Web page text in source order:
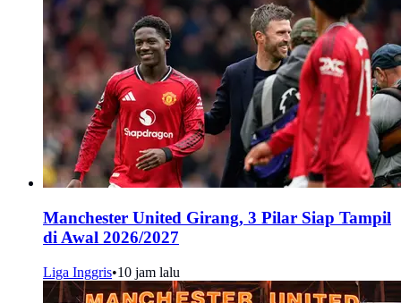
Manchester United Girang, 3 Pilar Siap Tampil
di Awal 2026/2027
Liga Inggris•10 jam lalu